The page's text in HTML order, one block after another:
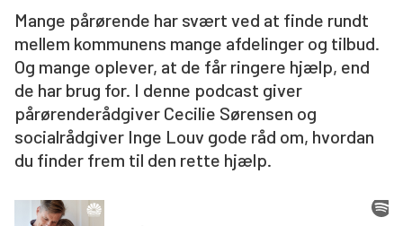
Presse og politik
Støt os
Søg
Mange pårørende har svært ved at finde rundt
mellem kommunens mange afdelinger og tilbud.
Og mange oplever, at de får ringere hjælp, end
de har brug for. I denne podcast giver
pårørenderådgiver Cecilie Sørensen og
socialrådgiver Inge Louv gode råd om, hvordan
du finder frem til den rette hjælp.